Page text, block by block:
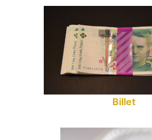
Billet